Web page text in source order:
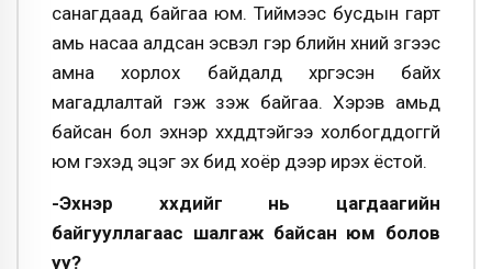
санагдаад байгаа юм. Тиймээс бусдын гарт
амь насаа алдсан эсвэл гэр бүлийн хүний зүгээс
амна хорлох байдалд хүргэсэн байх
магадлалтай гэж үзэж байгаа. Хэрэв амьд
байсан бол эхнэр хүүхдүүдтэйгээ холбогддоггүй
юм гэхэд эцэг эх бид хоёр дээр ирэх ёстой.
-Эхнэр хүүхдийг нь цагдаагийн
байгууллагаас шалгаж байсан юм болов
уу?